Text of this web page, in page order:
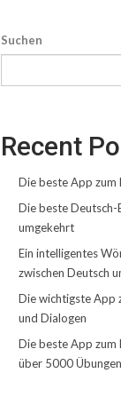
Suchen
Recent
Die beste App zum
Die beste
umgekehrt
Ein intelligentes
zwischen Deutsch
Die wichtigste App
und Dialogen
Die beste App zum
über 5000 Übungen